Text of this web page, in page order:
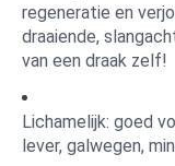
regeneratie en
draaiende,
van een draak zelf!
Lichamelijk: goed
lever, galwegen,